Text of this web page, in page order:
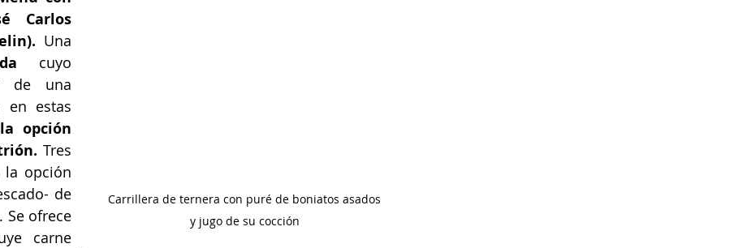
Carrillera de ternera con puré de boniatos asados
y jugo de su cocción
Carlos
cuyo
de una
en estas
la opción
Tres
la opción
de
Se ofrece
carne